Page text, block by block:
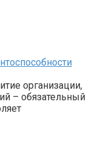
организации,
– обязательный